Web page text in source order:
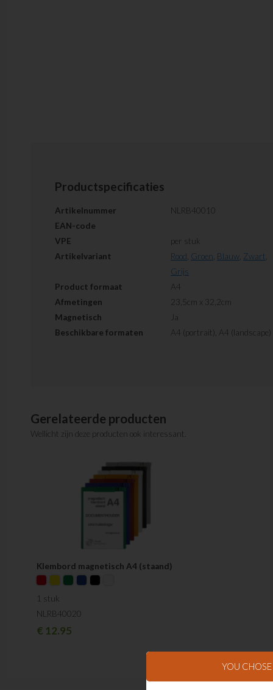
Productspecificaties
Artikelnummer
NLRB40010
EAN-code
VPE
per stuk
Artikelvariant
Rood Groen Blauw Zwart
Grijs
Product formaat
A4
Afmetingen
23,5cm x 32,2cm
Magnetisch
Ja
Beschikbare formaten
A4 (portrait), A4 (landscape)
Gerelateerde producten
Wellicht zijn deze producten ook interessant.
Klembord magnetisch A4 (staand)
1 stuk
NLRB40020
€12.95
YOU CHOSE